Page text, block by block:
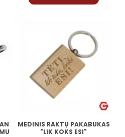
MEDINIS RAKTŲ PAKABUKAS
"LIK KOKS ESI"